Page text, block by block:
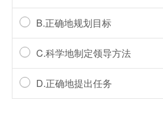
B.正确地规划目标
C.科学地制定领导方法
D.正确地提出任务